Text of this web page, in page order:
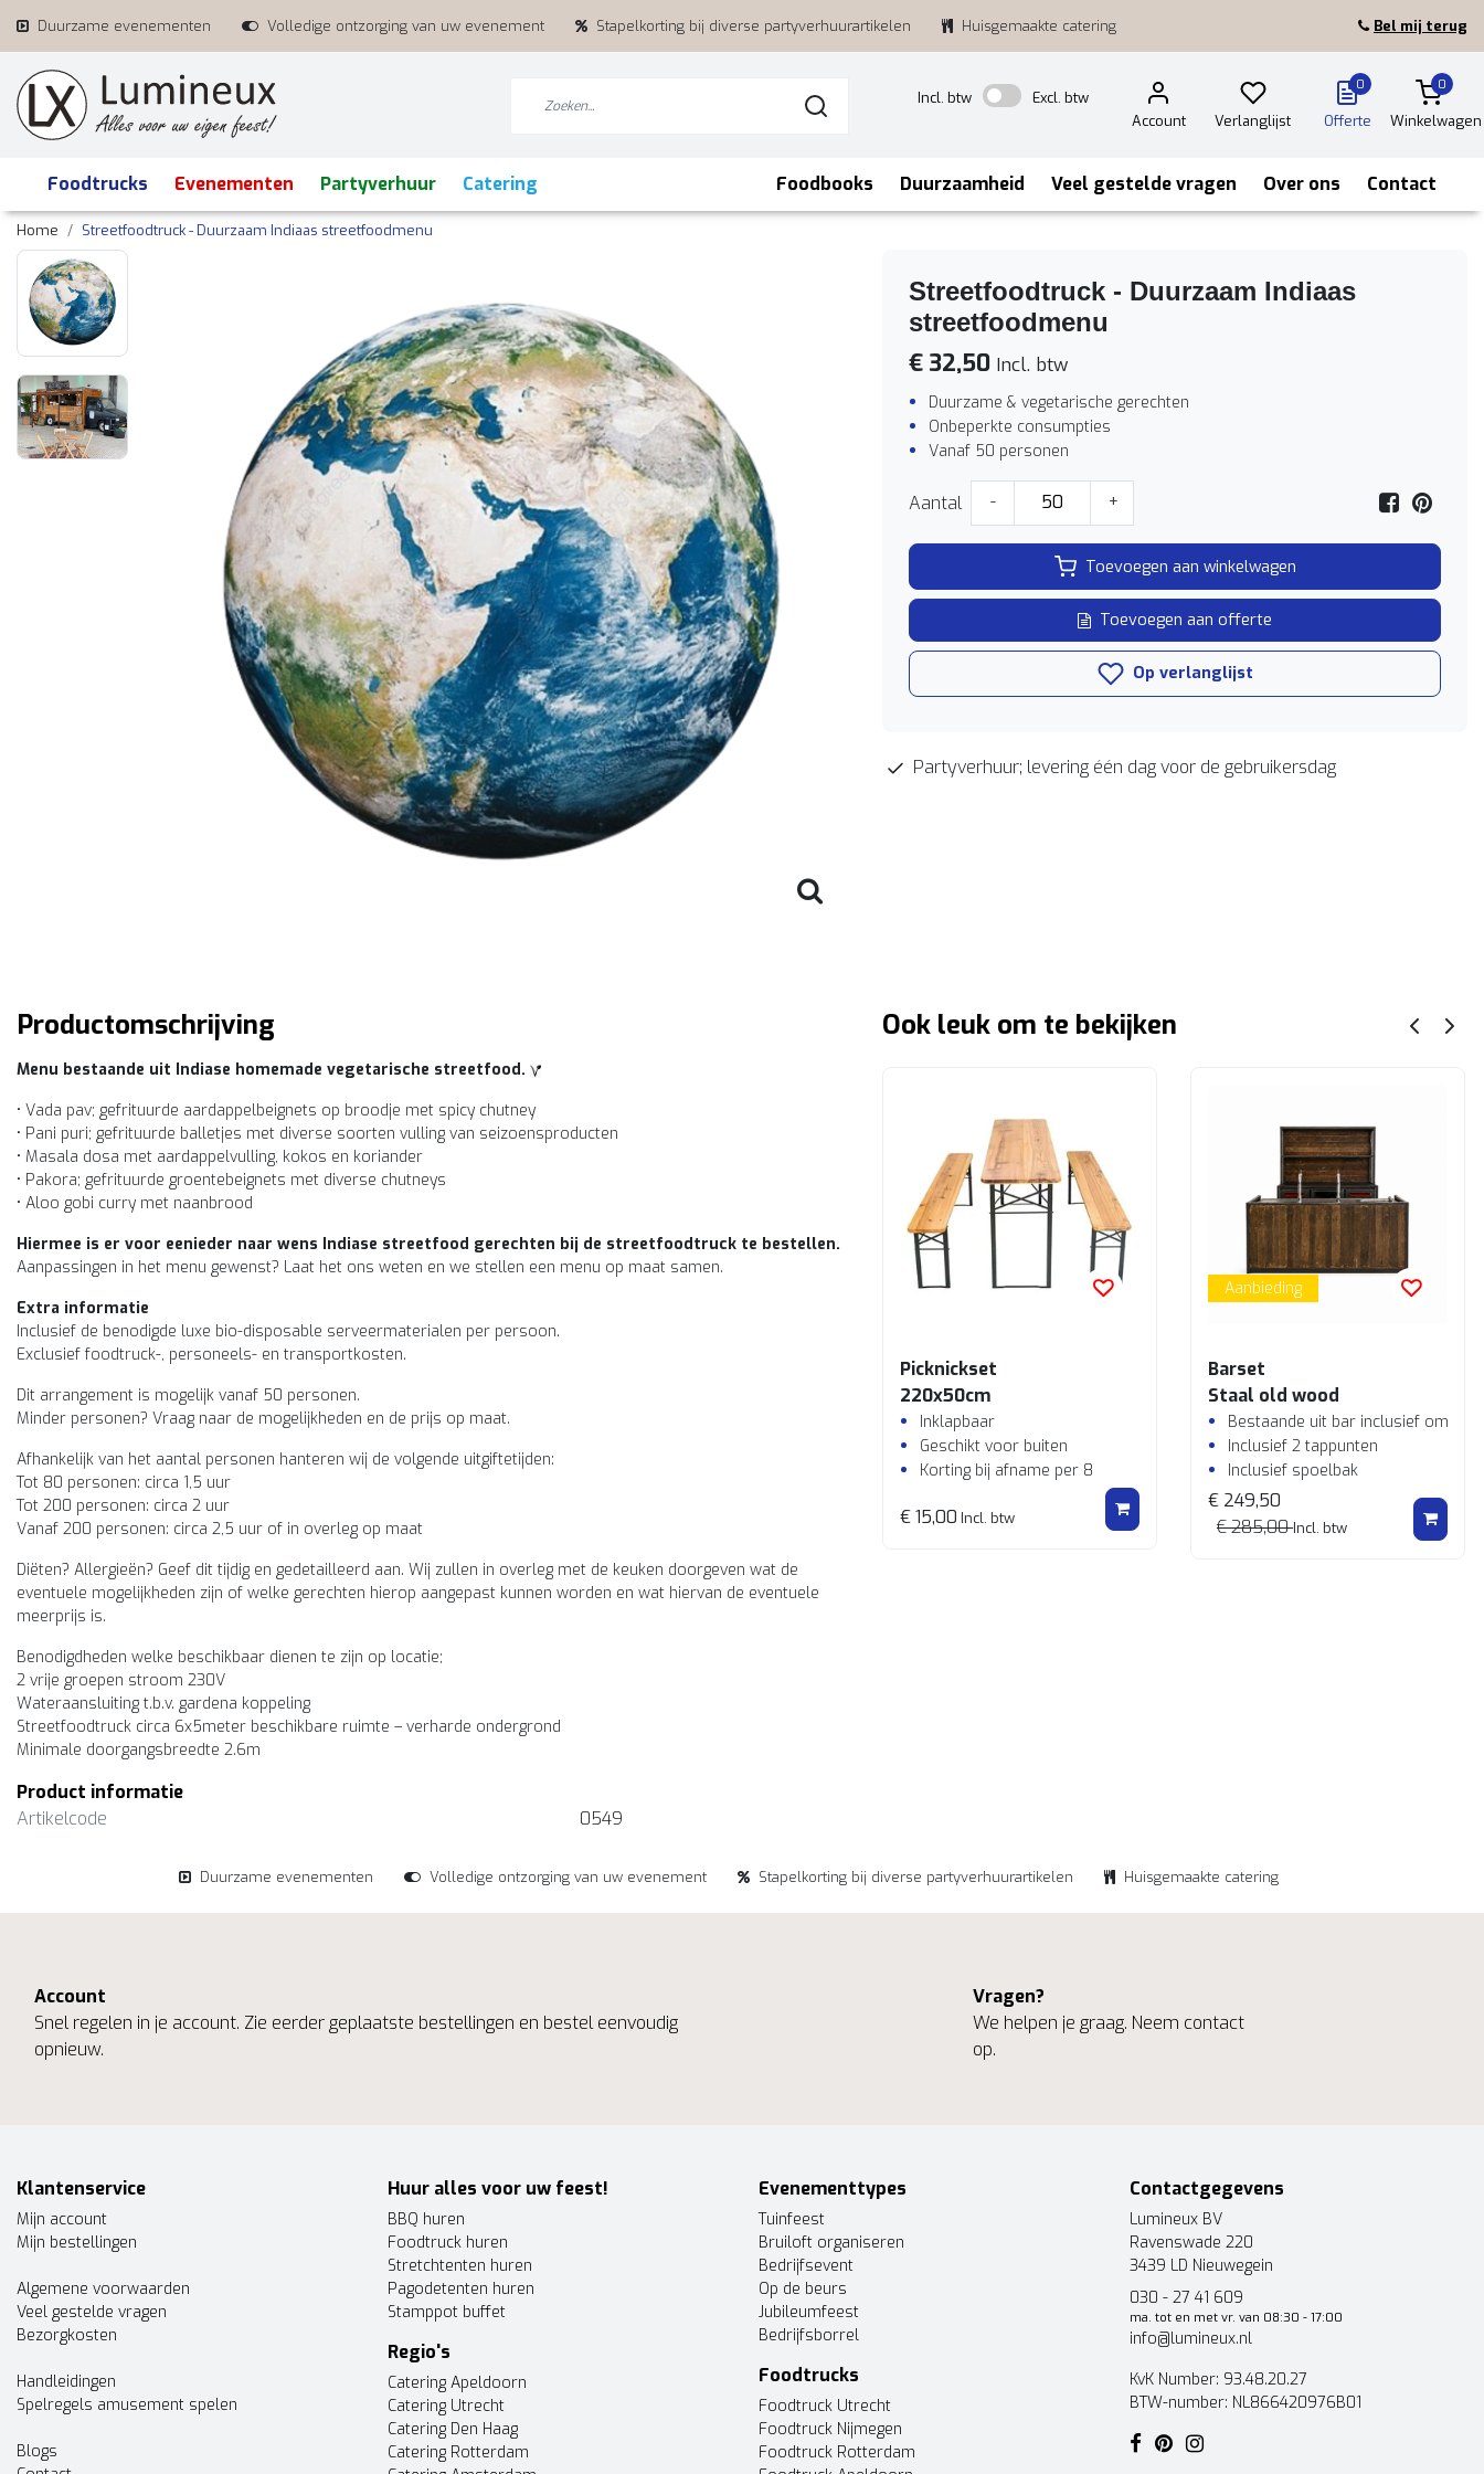
Duurzame evenementen Volledige ontzorging van uw evenement Stapelkorting bij diverse partyverhuurartikelen Huisgemaakte catering Bel mij terug
Incl. btw
Excl. btw
Account
Verlanglijst
0
Offerte
0
Winkelwagen
Foodtrucks Evenementen Partyverhuur Catering Foodbooks Duurzaamheid Veel gestelde vragen Over ons Contact
Home Streetfoodtruck - Duurzaam Indiaas streetfoodmenu
Streetfoodtruck - Duurzaam Indiaas
streetfoodmenu
€ 32,50 Incl. btw
Duurzame & vegetarische gerechten
Onbeperkte consumpties
Vanaf 50 personen
Aantal - +
Toevoegen aan winkelwagen
Toevoegen aan offerte
Op verlanglijst
Partyverhuur; levering één dag voor de gebruikersdag
Productomschrijving
Menu bestaande uit Indiase homemade vegetarische streetfood.
• Vada pav; gefrituurde aardappelbeignets op broodje met spicy chutney
• Pani puri; gefrituurde balletjes met diverse soorten vulling van seizoensproducten
• Masala dosa met aardappelvulling, kokos en koriander
• Pakora; gefrituurde groentebeignets met diverse chutneys
• Aloo gobi curry met naanbrood
Hiermee is er voor eenieder naar wens Indiase streetfood gerechten bij de streetfoodtruck te bestellen.
Aanpassingen in het menu gewenst? Laat het ons weten en we stellen een menu op maat samen.
Extra informatie
Inclusief de benodigde luxe bio-disposable serveermaterialen per persoon.
Exclusief foodtruck-, personeels- en transportkosten.
Dit arrangement is mogelijk vanaf 50 personen.
Minder personen? Vraag naar de mogelijkheden en de prijs op maat.
Afhankelijk van het aantal personen hanteren wij de volgende uitgiftetijden:
Tot 80 personen: circa 1,5 uur
Tot 200 personen: circa 2 uur
Vanaf 200 personen: circa 2,5 uur of in overleg op maat
Diëten? Allergieën? Geef dit tijdig en gedetailleerd aan. Wij zullen in overleg met de keuken doorgeven wat de
eventuele mogelijkheden zijn of welke gerechten hierop aangepast kunnen worden en wat hiervan de eventuele
meerprijs is.
Benodigdheden welke beschikbaar dienen te zijn op locatie;
2 vrije groepen stroom 230V
Wateraansluiting t.b.v. gardena koppeling
Streetfoodtruck circa 6x5meter beschikbare ruimte – verharde ondergrond
Minimale doorgangsbreedte 2.6m
Product informatie
Artikelcode
0549
Ook leuk om te bekijken
Picknickset
220x50cm
Inklapbaar
Geschikt voor buiten
Korting bij afname per 8
€ 15,00 Incl. btw
Aanbieding
Barset
Staal old wood
Bestaande uit bar inclusief
Inclusief 2 tappunten
Inclusief spoelbak
€ 249,50
€ 285,00Incl. btw
Duurzame evenementen Volledige ontzorging van uw evenement Stapelkorting bij diverse partyverhuurartikelen Huisgemaakte catering
Account
Snel regelen in je account. Zie eerder geplaatste bestellingen en bestel eenvoudig
opnieuw.
Vragen?
We helpen je graag. Neem contact
op.
Klantenservice
Mijn account
Mijn bestellingen
Algemene voorwaarden
Veel gestelde vragen
Bezorgkosten
Handleidingen
Spelregels amusement spelen
Blogs
Huur alles voor uw feest!
BBQ huren
Foodtruck huren
Stretchtenten huren
Pagodetenten huren
Stamppot buffet
Regio's
Catering Apeldoorn
Catering Utrecht
Catering Den Haag
Catering Rotterdam
Evenementtypes
Tuinfeest
Bruiloft organiseren
Bedrijfsevent
Op de beurs
Jubileumfeest
Bedrijfsborrel
Foodtrucks
Foodtruck Utrecht
Foodtruck Nijmegen
Foodtruck Rotterdam
Contactgegevens
Lumineux BV
Ravenswade 220
3439 LD Nieuwegein
030 - 27 41 609
ma. tot en met vr. van 08:30 - 17:00
info@lumineux.nl
KvK Number: 93.48.20.27
BTW-number: NL866420976B01